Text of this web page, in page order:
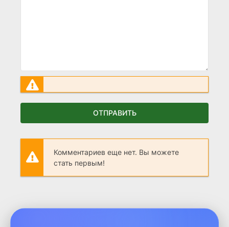
ОТПРАВИТЬ
Комментариев еще нет. Вы можете
стать первым!